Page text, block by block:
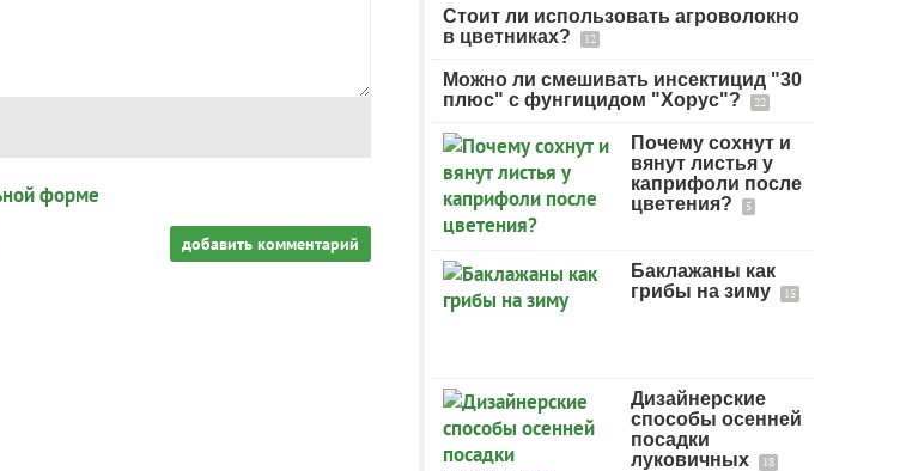
форме
добавить комментарий
Стоит ли использовать агроволокно
в цветниках?
12
Можно ли смешивать инсектицид "30
плюс" с фунгицидом "Хорус"?
22
Почему сохнут и
вянут листья у
каприфоли после
цветения?
5
Баклажаны как
грибы на зиму
15
Дизайнерские
способы осенней
посадки
луковичных
18